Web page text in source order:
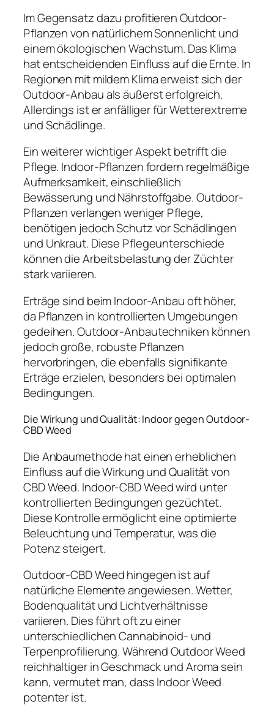
Im Gegensatz dazu profitieren Outdoor-
Pflanzen von natürlichem Sonnenlicht und
einem ökologischen Wachstum. Das Klima
hat entscheidenden Einfluss auf die Ernte. In
Regionen mit mildem Klima erweist sich der
Outdoor-Anbau als äußerst erfolgreich.
Allerdings ist er anfälliger für Wetterextreme
und Schädlinge.
Ein weiterer wichtiger Aspekt betrifft die
Pflege. Indoor-Pflanzen fordern regelmäßige
Aufmerksamkeit, einschließlich
Bewässerung und Nährstoffgabe. Outdoor-
Pflanzen verlangen weniger Pflege,
benötigen jedoch Schutz vor Schädlingen
und Unkraut. Diese Pflegeunterschiede
können die Arbeitsbelastung der Züchter
stark variieren.
Erträge sind beim Indoor-Anbau oft höher,
da Pflanzen in kontrollierten Umgebungen
gedeihen. Outdoor-Anbautechniken können
jedoch große, robuste Pflanzen
hervorbringen, die ebenfalls signifikante
Erträge erzielen, besonders bei optimalen
Bedingungen.
Die Wirkung und Qualität: Indoor gegen Outdoor-
CBD Weed
Die Anbaumethode hat einen erheblichen
Einfluss auf die Wirkung und Qualität von
CBD Weed. Indoor-CBD Weed wird unter
kontrollierten Bedingungen gezüchtet.
Diese Kontrolle ermöglicht eine optimierte
Beleuchtung und Temperatur, was die
Potenz steigert.
Outdoor-CBD Weed hingegen ist auf
natürliche Elemente angewiesen. Wetter,
Bodenqualität und Lichtverhältnisse
variieren. Dies führt oft zu einer
unterschiedlichen Cannabinoid- und
Terpenprofilierung. Während Outdoor Weed
reichhaltiger in Geschmack und Aroma sein
kann, vermutet man, dass Indoor Weed
potenter ist.